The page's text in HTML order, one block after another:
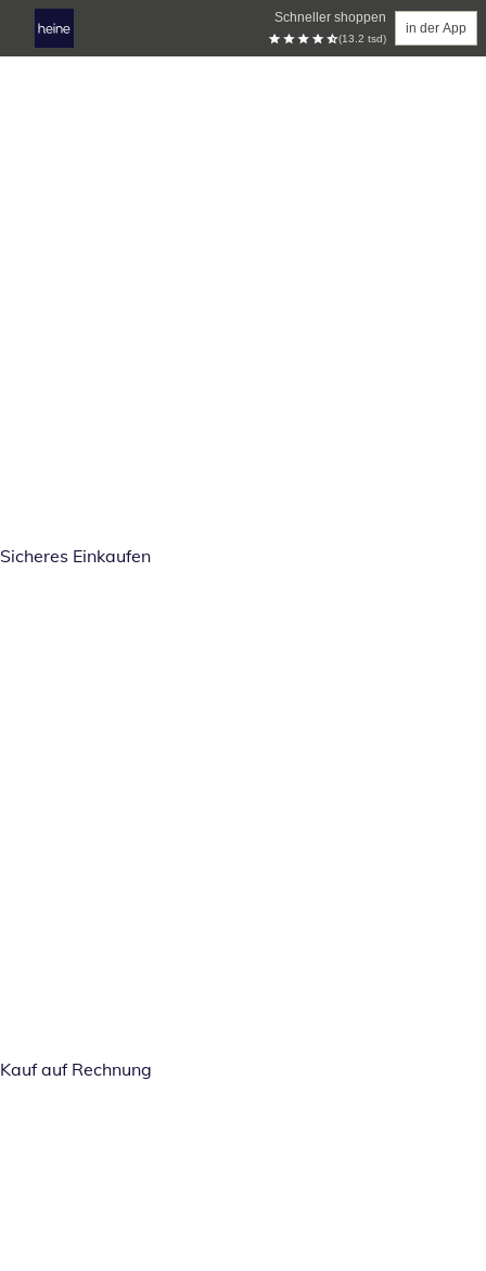
Schneller shoppen
(13.2 tsd)
in der App
Sicheres Einkaufen
Kauf auf Rechnung